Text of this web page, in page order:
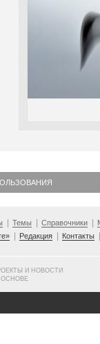
Темы Справочники
Редакция Контакты
И НОВОСТИ
ОСНОВЕ